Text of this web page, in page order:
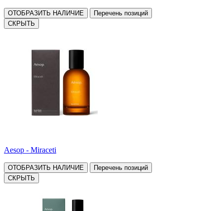
ОТОБРАЗИТЬ НАЛИЧИЕ
Перечень позиций
СКРЫТЬ
Aesop - Miraceti
ОТОБРАЗИТЬ НАЛИЧИЕ
Перечень позиций
СКРЫТЬ